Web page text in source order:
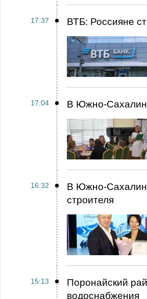
17:37 ВТБ: Россияне
17:04 В Южно-
16:32
В Южно-
строителя
15:13
Поронайский
водоснабжения